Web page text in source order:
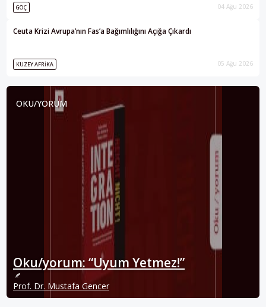
GÖÇ 04 Ağu 2026
Ceuta Krizi Avrupa’nın Fas’a Bağımlılığını Açığa Çıkardı
KUZEY AFRIKA 05 Ağu 2026
OKU/YORUM
Oku/yorum: “Uyum Yetmez!”
Prof. Dr. Mustafa Gencer